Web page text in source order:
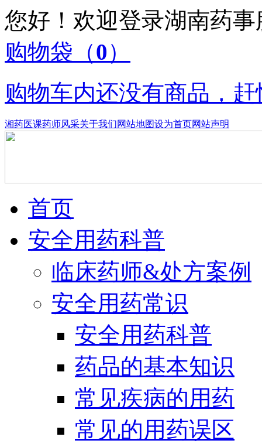
您好！欢迎登录湖南药
购物袋 （0）
购物车内还没有商品，
湘药医课药师风采关于我们网站地图设为首页网站声明
首页
安全用药科普
临床药师&处方案例
安全用药常识
安全用药科普
药品的基本知识
常见疾病的用药
常见的用药误区